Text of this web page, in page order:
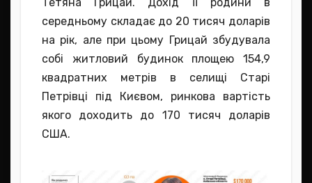
середньому складає до 20 тисяч доларів
на рік, але при цьому Грицай збудувала
собі житловий будинок площею 154,9
квадратних метрів в селищі Старі
Петрівці під Києвом, ринкова вартість
якого доходить до 170 тисяч доларів
США.